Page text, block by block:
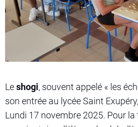
Leshogi, souvent appelé « les
son entrée au lycée Saint
Lundi 17 novembre 2025. Pour